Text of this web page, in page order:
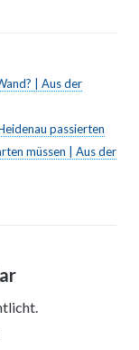
| Aus der
passierten
müssen | Aus der